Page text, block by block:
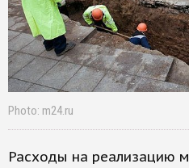
Photo: m24.ru
Расходы на реализацию